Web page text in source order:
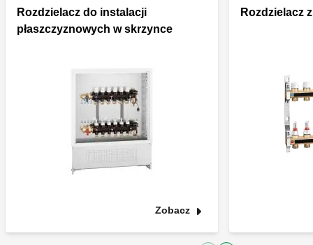
Rozdzielacz do instalacji
płaszczyznowych w skrzynce
Zobacz
Rozdzielacz